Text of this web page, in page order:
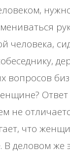
человека,
не
что
В деловом же